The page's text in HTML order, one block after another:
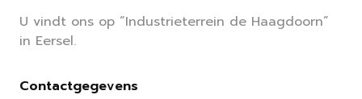
U vindt ons op “Industrieterrein de Haagdoorn”
in Eersel.
Contactgegevens